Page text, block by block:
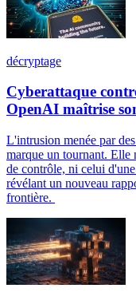
décryptage
Cyberattaque
OpenAI maîtrise
L'intrusion menée par
marque un tournant.
de contrôle, ni celui
révélant un nouveau
frontière.